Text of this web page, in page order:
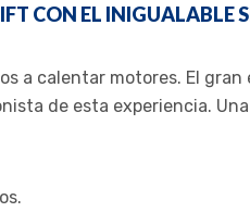
CON EL INIGUALABLE
a calentar motores. El
de esta experiencia.